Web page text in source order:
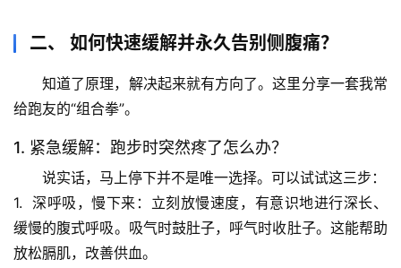
首
二、 如何快速缓解并永久告别侧腹痛？
知道了原理，解决起来就有方向了。这里分享一套我常
给跑友的“组合拳”。
1. 紧急缓解：跑步时突然疼了怎么办？
说实话，马上停下并不是唯一选择。可以试试这三步：
1. 深呼吸，慢下来 ：立刻放慢速度，有意识地进行深长、
缓慢的腹式呼吸。吸气时鼓肚子，呼气时收肚子。这能帮助
放松膈肌，改善供血。